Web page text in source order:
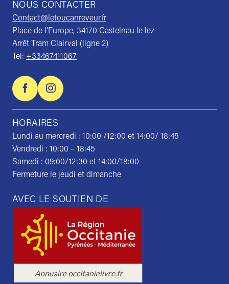
NOUS CONTACTER
Contact@letoucanreveur.fr
Place de l’Europe, 34170 Castelnau le lez
Arrêt Tram Clairval (ligne 2)
Tel: +33467411067
HORAIRES
Lundi au mercredi : 10:00 /12:00 et 14:00/ 18:45
Vendredi : 10:00 – 18:45
Samedi : 09:00/12:30 et 14:00/18:00
Fermeture le jeudi et dimanche
AVEC LE SOUTIEN DE